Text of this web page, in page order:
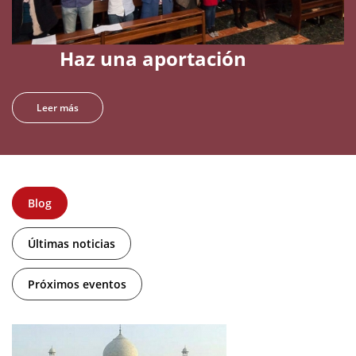
Haz una aportación
Leer más
Blog (solapa activa)
Últimas noticias
Próximos eventos